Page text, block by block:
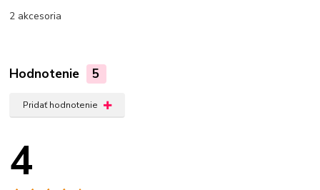
2 akcesoria
Hodnotenie 5
Pridať hodnotenie
4